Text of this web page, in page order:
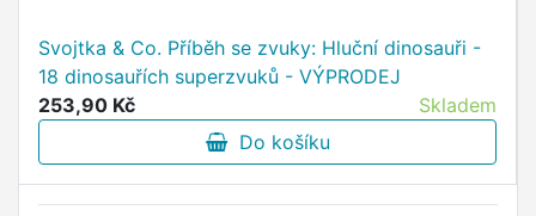
Svojtka & Co. Příběh se zvuky: Hluční dinosauři -
18 dinosauřích superzvuků - VÝPRODEJ
253,90 Kč
Skladem
Do košíku